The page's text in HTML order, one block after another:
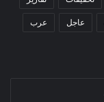
عاجل عرب